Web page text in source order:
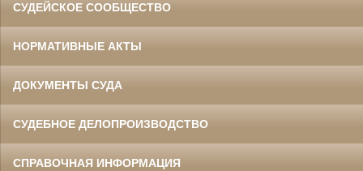
СУДЕЙСКОЕ СООБЩЕСТВО
НОРМАТИВНЫЕ АКТЫ
ДОКУМЕНТЫ СУДА
СУДЕБНОЕ ДЕЛОПРОИЗВОДСТВО
СПРАВОЧНАЯ ИНФОРМАЦИЯ